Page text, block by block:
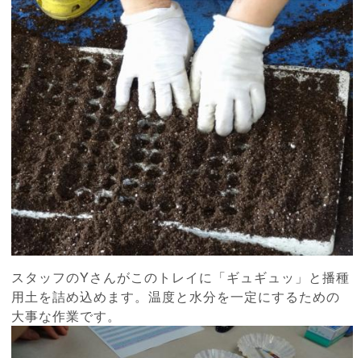
スタッフのYさんがこのトレイに「ギュギュッ」と播種
用土を詰め込めます。温度と水分を一定にするための
大事な作業です。